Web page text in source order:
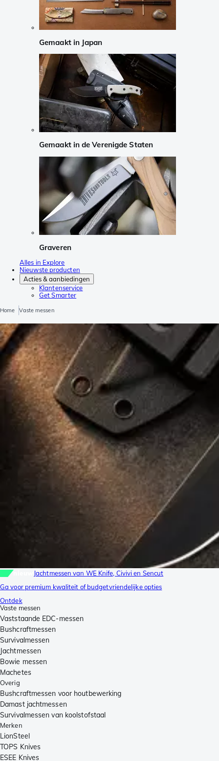
Gemaakt in Japan
Gemaakt in de Verenigde Staten
Graveren
Alles in Explore
Nieuwste producten
Acties & aanbiedingen
Klantenservice
Get Smarter
Home Vaste messen
Jachtmessen van WE Knife, Civivi en Sencut
Ga voor premium kwaliteit of budgetvriendelijke opties
Ontdek
Vaste messen
Vaststaande EDC-messen
Bushcraftmessen
Survivalmessen
Jachtmessen
Bowie messen
Machetes
Overig
Bushcraftmessen voor houtbewerking
Damast jachtmessen
Survivalmessen van koolstofstaal
Merken
LionSteel
TOPS Knives
ESEE Knives